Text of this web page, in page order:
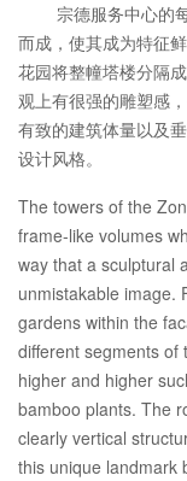
宗德服务中心的
而成，使其成为特征
花园将整幢塔楼分隔
观上有很强的雕塑感
有致的建筑体量以及
设计风格。
The towers of the
frame-like volumes
way that a sculptural
unmistakable image.
gardens within the
different segments of
higher and higher
bamboo plants. The
clearly vertical
this unique landmark